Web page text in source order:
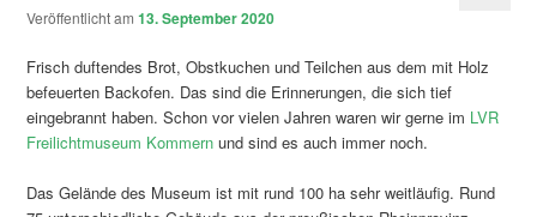
Veröffentlicht am13. September 2020
Frisch duftendes Brot, Obstkuchen und Teilchen aus dem mit Holz
befeuerten Backofen. Das sind die Erinnerungen, die sich tief
eingebrannt haben. Schon vor vielen Jahren waren wir gerne im LVR
Freilichtmuseum Kommern und sind es auch immer noch.
Das Gelände des Museum ist mit rund 100 ha sehr weitläufig. Rund